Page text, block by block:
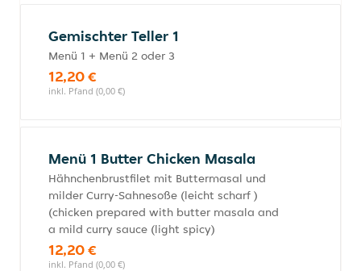
Gemischter Teller 1
Menü 1 + Menü 2 oder 3
12,20 €
inkl. Pfand (0,00 €)
Menü 1 Butter Chicken Masala
Hähnchenbrustfilet mit Buttermasal und
milder Curry-Sahnesoße (leicht scharf )
(chicken prepared with butter masala and
a mild curry sauce (light spicy)
12,20 €
inkl. Pfand (0,00 €)